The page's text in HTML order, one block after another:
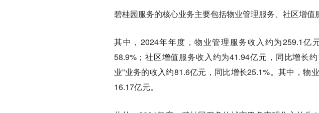
碧桂园服务的核心业务主要包括物业管理服务、社区增值
其中，2024年年度，物业管理服务收入约为259.1亿
58.9%；社区增值服务收入约为41.94亿元，同比增长
业”业务的收入约81.6亿元，同比增长25.1%。其中，物
16.17亿元。